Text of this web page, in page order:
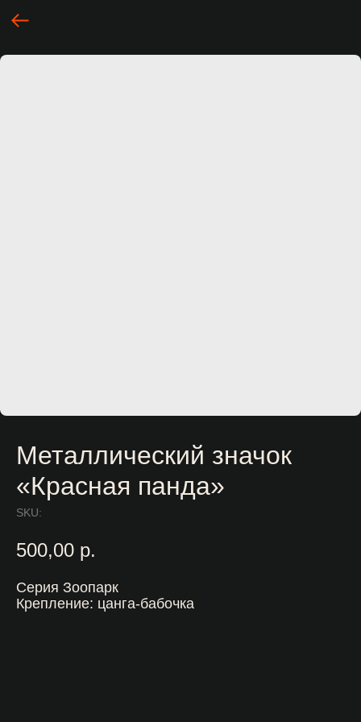
Металлический значок
«Красная панда»
SKU:
500,00 р.
Серия Зоопарк
Крепление: цанга-бабочка